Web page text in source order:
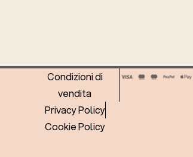
Condizioni di
vendita
Privacy Policy
Cookie Policy